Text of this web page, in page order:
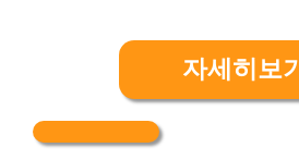
자세히보기